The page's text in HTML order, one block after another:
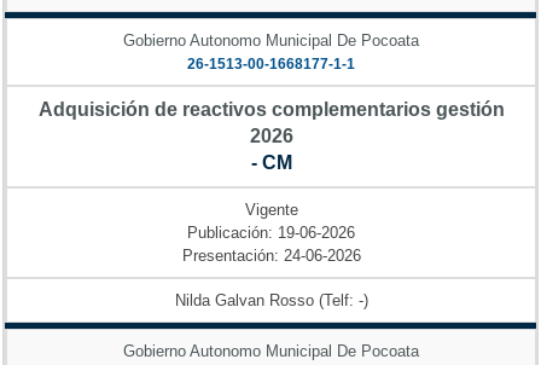
Gobierno Autonomo Municipal De Pocoata
26-1513-00-1668177-1-1
Adquisición de reactivos complementarios gestión
2026
- CM
Vigente
Publicación: 19-06-2026
Presentación: 24-06-2026
Nilda Galvan Rosso (Telf: -)
Gobierno Autonomo Municipal De Pocoata